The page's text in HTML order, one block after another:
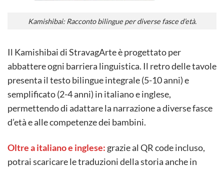
Kamishibai: Racconto bilingue per diverse fasce d’età.
Il Kamishibai di StravagArte è progettato per
abbattere ogni barriera linguistica. Il retro delle tavole
presenta il testo bilingue integrale (5-10 anni) e
semplificato (2-4 anni) in italiano e inglese,
permettendo di adattare la narrazione a diverse fasce
d’età e alle competenze dei bambini.
Oltre a italiano e inglese:grazie al QR code incluso,
potrai scaricare le traduzioni della storia anche in